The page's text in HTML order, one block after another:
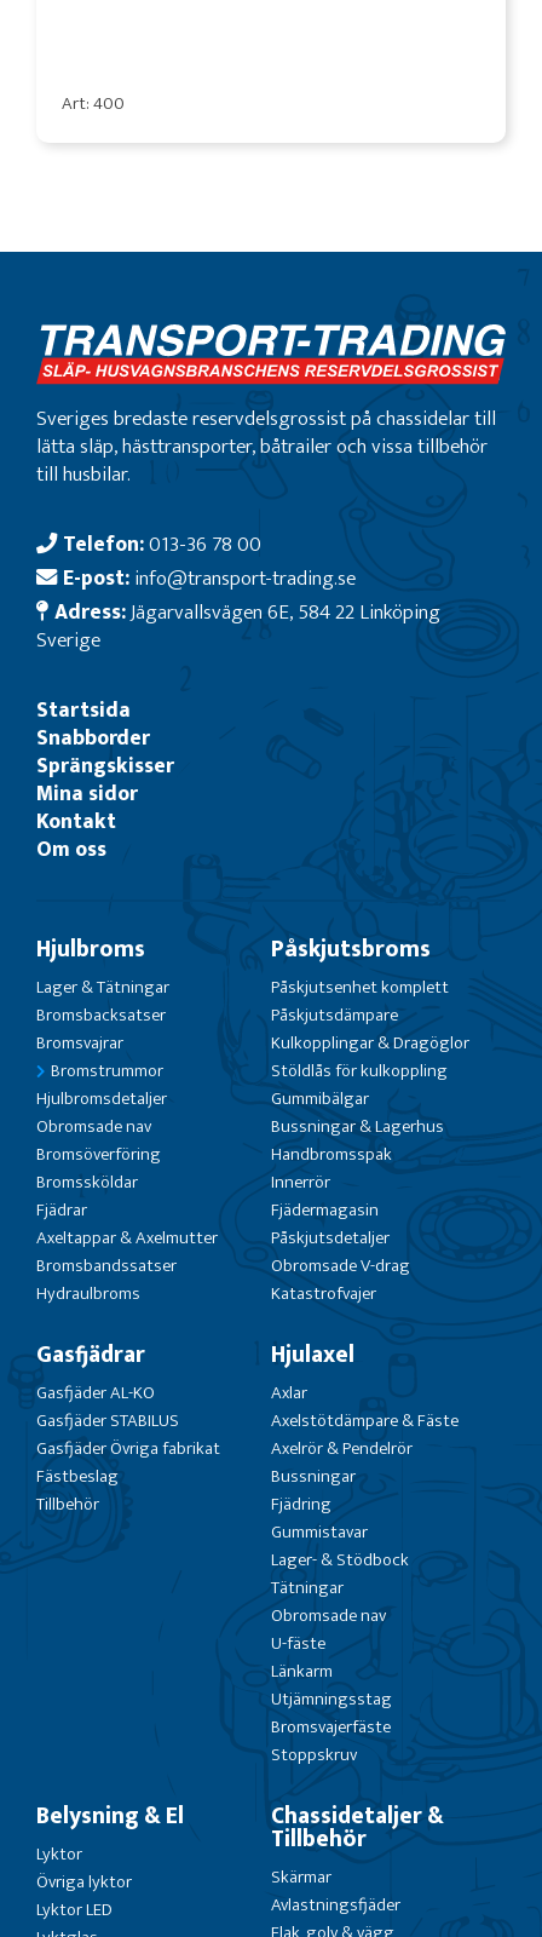
Art: 400
Sveriges bredaste reservdelsgrossist på chassidelar till
lätta släp, hästtransporter, båtrailer och vissa tillbehör
till husbilar.
Telefon:013-36 78 00
E-post:info@transport-trading.se
Adress:Jägarvallsvägen 6E, 584 22 Linköping
Sverige
Startsida
Snabborder
Sprängskisser
Mina sidor
Kontakt
Om oss
Hjulbroms
Lager & Tätningar
Bromsbacksatser
Bromsvajrar
Bromstrummor
Hjulbromsdetaljer
Obromsade nav
Bromsöverföring
Bromssköldar
Fjädrar
Axeltappar & Axelmutter
Bromsbandssatser
Hydraulbroms
Påskjutsbroms
Påskjutsenhet komplett
Påskjutsdämpare
Kulkopplingar & Dragöglor
Stöldlås för kulkoppling
Gummibälgar
Bussningar & Lagerhus
Handbromsspak
Innerrör
Fjädermagasin
Påskjutsdetaljer
Obromsade V-drag
Katastrofvajer
Gasfjädrar
Gasfjäder AL-KO
Gasfjäder STABILUS
Gasfjäder Övriga fabrikat
Fästbeslag
Tillbehör
Hjulaxel
Axlar
Axelstötdämpare & Fäste
Axelrör & Pendelrör
Bussningar
Fjädring
Gummistavar
Lager- & Stödbock
Tätningar
Obromsade nav
U-fäste
Länkarm
Utjämningsstag
Bromsvajerfäste
Stoppskruv
Belysning & El
Lyktor
Övriga lyktor
Lyktor LED
Chassidetaljer &
Tillbehör
Skärmar
Avlastningsfjäder